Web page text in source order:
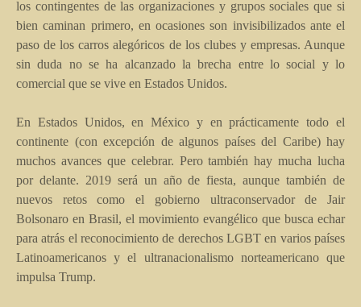
los contingentes de las organizaciones y grupos sociales que si
bien caminan primero, en ocasiones son invisibilizados ante el
paso de los carros alegóricos de los clubes y empresas. Aunque
sin duda no se ha alcanzado la brecha entre lo social y lo
comercial que se vive en Estados Unidos.
En Estados Unidos, en México y en prácticamente todo el
continente (con excepción de algunos países del Caribe) hay
muchos avances que celebrar. Pero también hay mucha lucha
por delante. 2019 será un año de fiesta, aunque también de
nuevos retos como el gobierno ultraconservador de Jair
Bolsonaro en Brasil, el movimiento evangélico que busca echar
para atrás el reconocimiento de derechos LGBT en varios países
Latinoamericanos y el ultranacionalismo norteamericano que
impulsa Trump.